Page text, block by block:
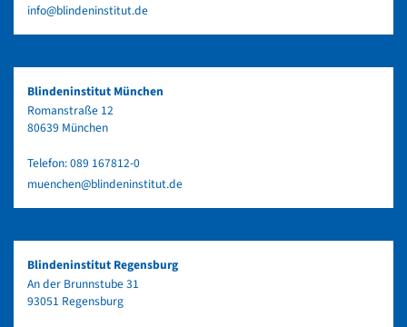
info@blindeninstitut.de
Blindeninstitut München
Romanstraße 12
80639 München
Telefon:089 167812-0
muenchen@blindeninstitut.de
Blindeninstitut Regensburg
An der Brunnstube 31
93051 Regensburg